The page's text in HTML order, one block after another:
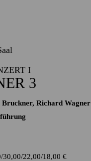
I
3
Bruckner, Richard Wagner
30,00 22,00 18,00 €